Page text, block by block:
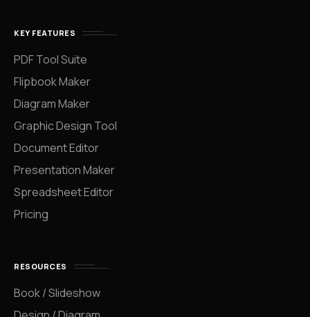
KEY FEATURES
PDF Tool Suite
Flipbook Maker
Diagram Maker
Graphic Design Tool
Document Editor
Presentation Maker
Spreadsheet Editor
Pricing
RESOURCES
Book / Slideshow